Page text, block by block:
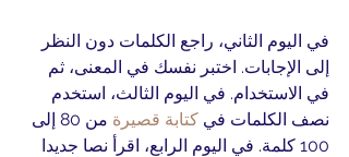
في اليوم الثاني، راجع الكلمات دون النظر
إلى الإجابات. اختبر نفسك في المعنى، ثم
في الاستخدام. في اليوم الثالث، استخدم
نصف الكلمات في كتابة قصيرة
من 80 إلى
100 كلمة. في اليوم الرابع، اقرأ نصا جديدا